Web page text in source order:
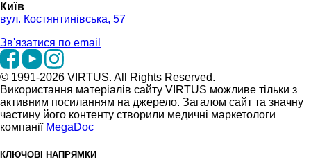
Київ
вул. Костянтинівська, 57
Зв'язатися по email
© 1991-2026 VIRTUS. All Rights Reserved.
Використання матеріалів сайту VIRTUS можливе тільки з
активним посиланням на джерело. Загалом сайт та значну
частину його контенту створили медичні маркетологи
компанії MegaDoc
КЛЮЧОВІ НАПРЯМКИ